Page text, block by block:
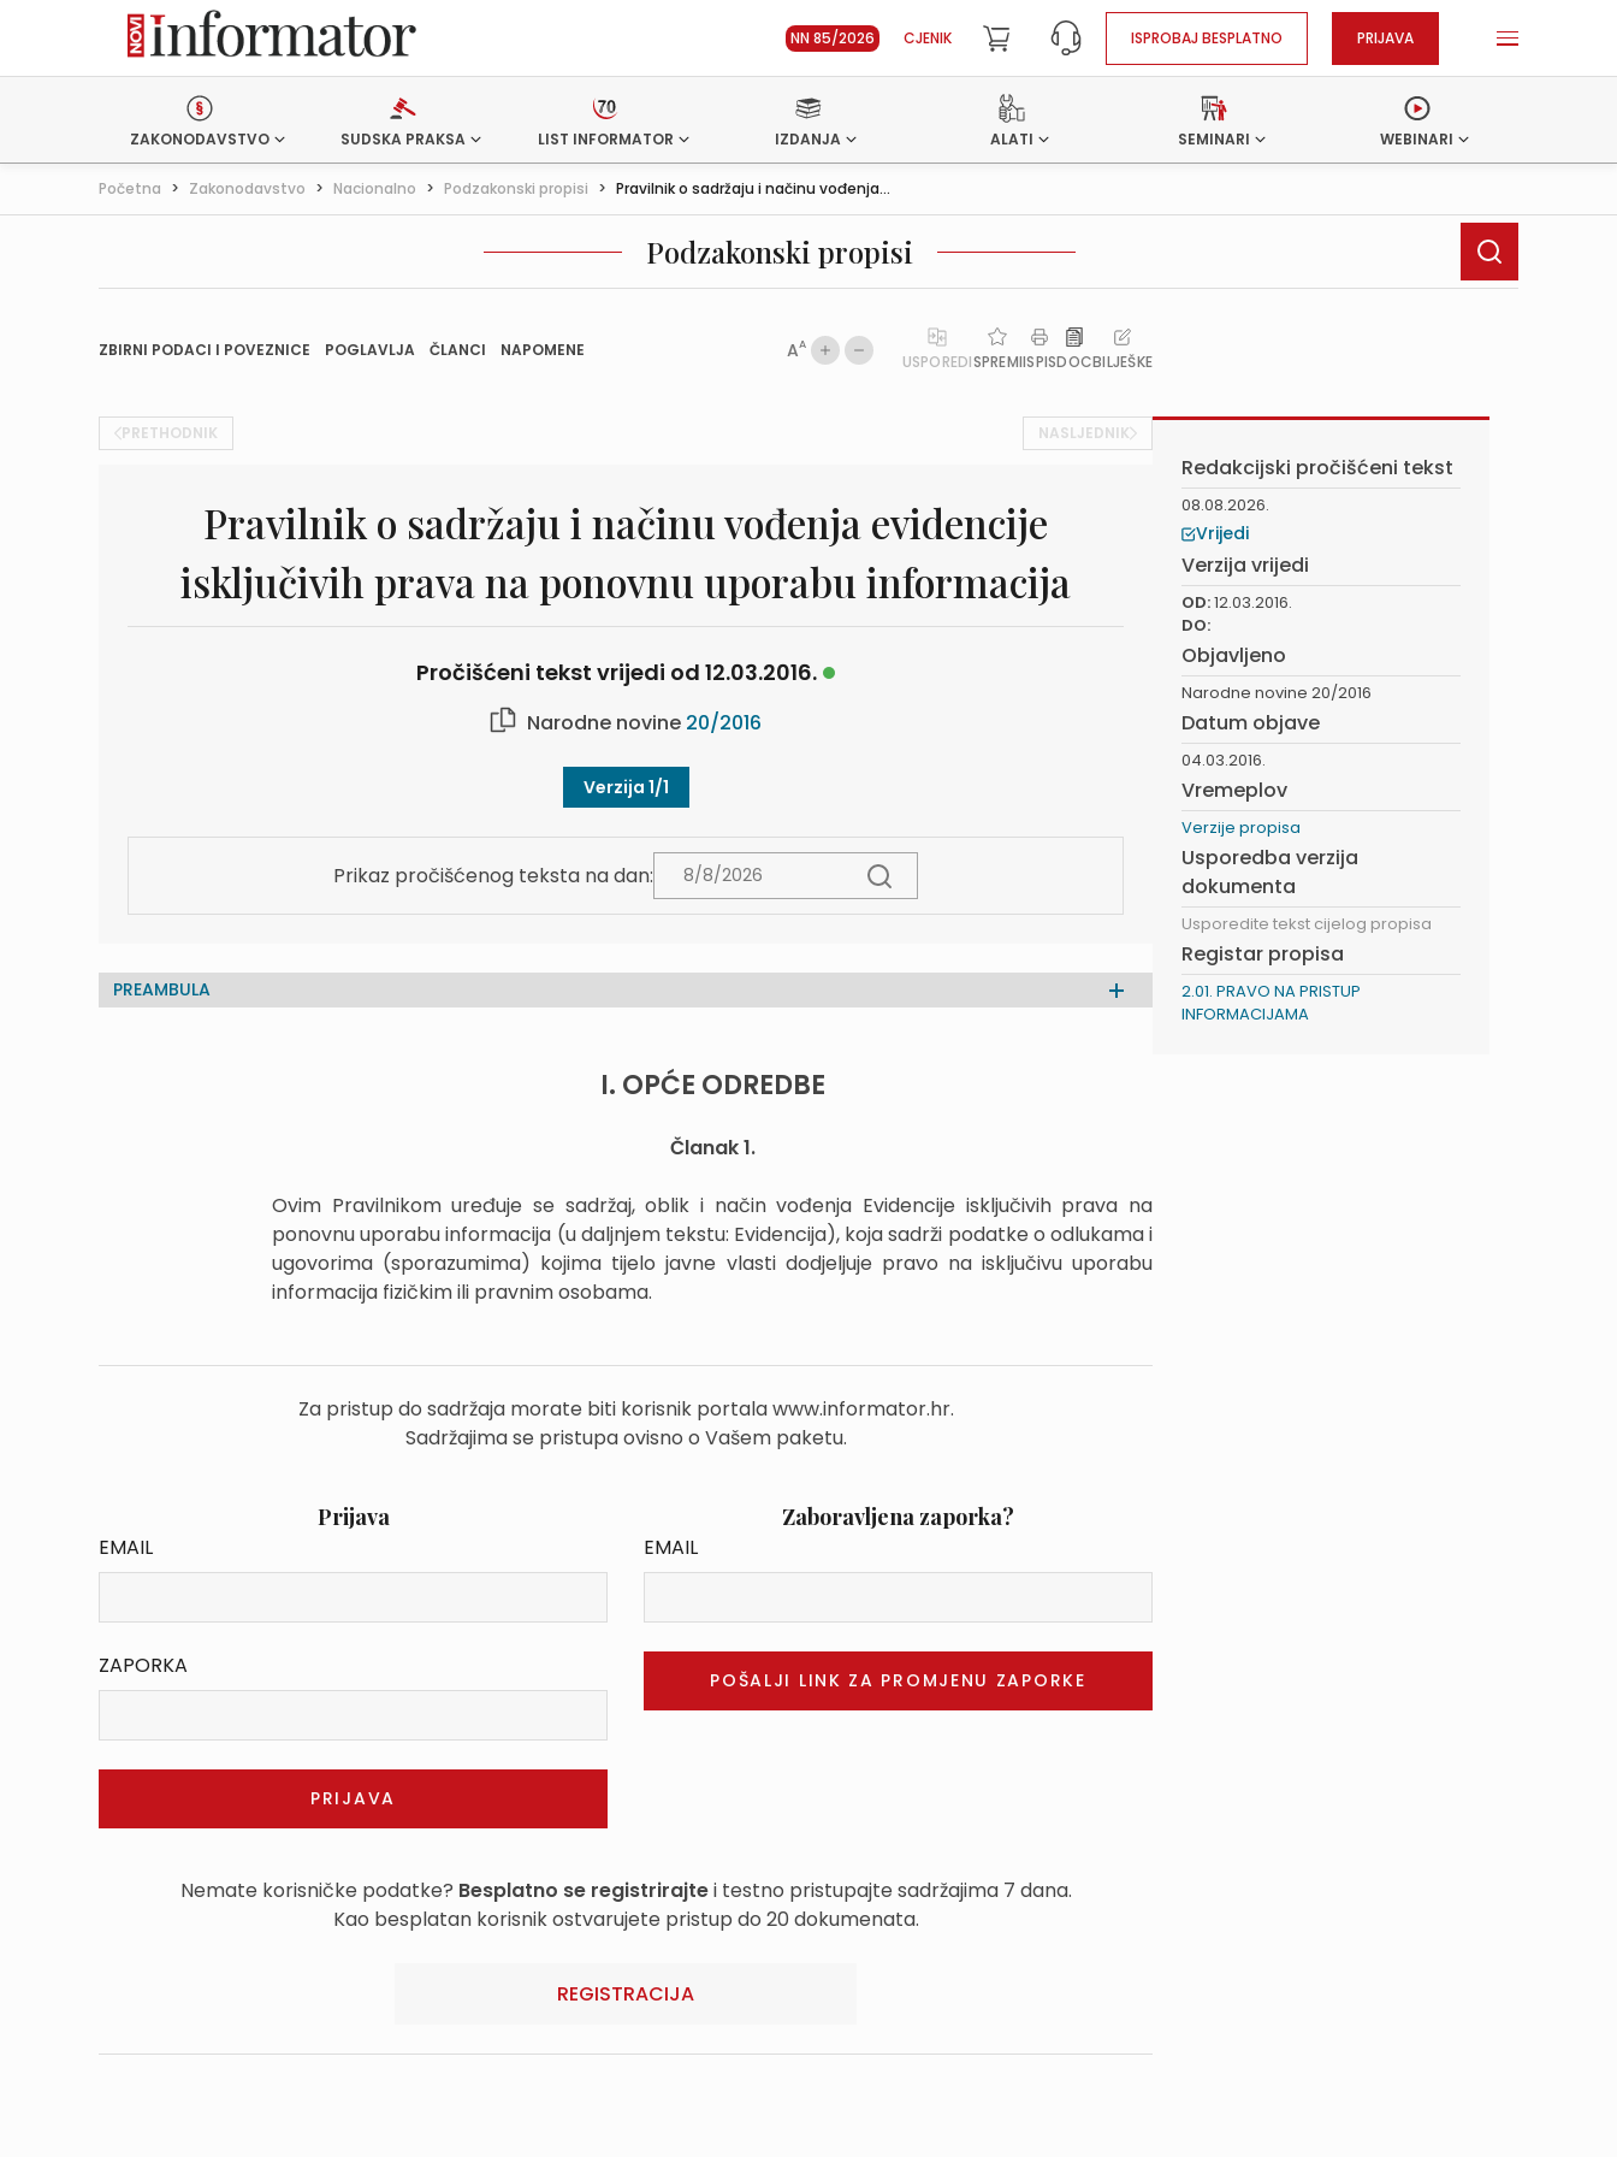
NN 85/2026 CJENIK ISPROBAJ BESPLATNO PRIJAVA
ZAKONODAVSTVO SUDSKA PRAKSA LIST INFORMATOR IZDANJA ALATI SEMINARI WEBINARI
Početna > Zakonodavstvo > Nacionalno > Podzakonski propisi > Pravilnik o sadržaju i načinu vođenja...
Podzakonski propisi
ZBIRNI PODACI I POVEZNICE POGLAVLJA ČLANCI NAPOMENE AA
USPOREDISPREMIISPISDOCBILJEŠKE
PRETHODNIK NASLJEDNIK
Pravilnik o sadržaju i načinu vođenja evidencije
isključivih prava na ponovnu uporabu informacija
Pročišćeni tekst vrijedi od 12.03.2016.
Narodne novine 20/2016
Verzija 1/1
Prikaz pročišćenog teksta na dan:
PREAMBULA
I. OPĆE ODREDBE
Članak 1.
Ovim Pravilnikom uređuje se sadržaj, oblik i način vođenja Evidencije isključivih prava na
ponovnu uporabu informacija (u daljnjem tekstu: Evidencija), koja sadrži podatke o odlukama i
ugovorima (sporazumima) kojima tijelo javne vlasti dodjeljuje pravo na isključivu uporabu
informacija fizičkim ili pravnim osobama.
Za pristup do sadržaja morate biti korisnik portala www.informator.hr.
Sadržajima se pristupa ovisno o Vašem paketu.
Prijava
EMAIL
ZAPORKA
Zaboravljena zaporka?
EMAIL
Nemate korisničke podatke? Besplatno se registrirajtei testno pristupajte sadržajima 7 dana.
Kao besplatan korisnik ostvarujete pristup do 20 dokumenata.
REGISTRACIJA
Redakcijski pročišćeni tekst
08.08.2026.
Vrijedi
Verzija vrijedi
OD:12.03.2016.
DO:
Objavljeno
Narodne novine 20/2016
Datum objave
04.03.2016.
Vremeplov
Verzije propisa
Usporedba verzija
dokumenta
Usporedite tekst cijelog propisa
Registar propisa
2.01. PRAVO NA PRISTUP
INFORMACIJAMA